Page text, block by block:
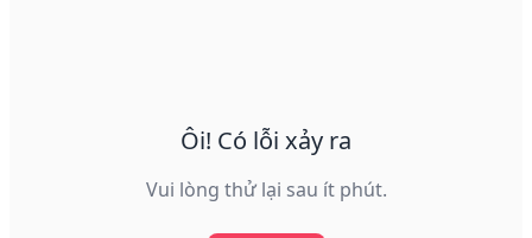
Ôi! Có lỗi xảy ra
Vui lòng thử lại sau ít phút.